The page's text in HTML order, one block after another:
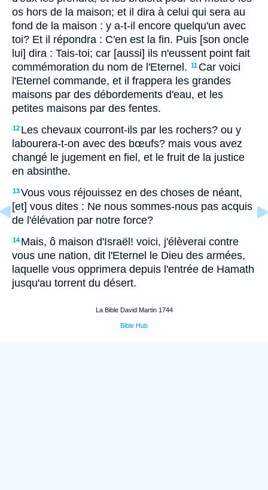
os hors de la maison; et il dira à celui qui sera au
fond de la maison : y a-t-il encore quelqu'un avec
toi? Et il répondra : C'en est la fin. Puis [son oncle
lui] dira : Tais-toi; car [aussi] ils n'eussent point fait
commémoration du nom de l'Eternel. 11 Car voici
l'Eternel commande, et il frappera les grandes
maisons par des débordements d'eau, et les
petites maisons par des fentes.
12 Les chevaux courront-ils par les rochers? ou y
labourera-t-on avec des bœufs? mais vous avez
changé le jugement en fiel, et le fruit de la justice
en absinthe.
13Vous vous réjouissez en des choses de néant,
[et] vous dites : Ne nous sommes-nous pas acquis
de l'élévation par notre force?
14 Mais, ô maison d'Israël! voici, j'élèverai contre
vous une nation, dit l'Eternel le Dieu des armées,
laquelle vous opprimera depuis l'entrée de Hamath
jusqu'au torrent du désert.
La Bible David Martin 1744
Bible Hub